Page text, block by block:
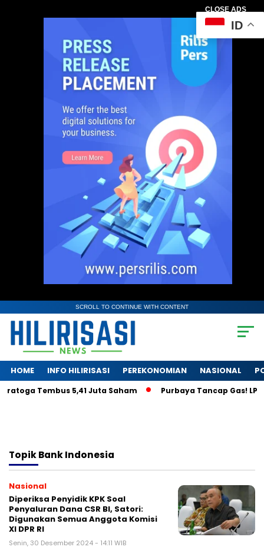
CLOSE ADS
SCROLL TO CONTINUE WITH CONTENT
HOME INFO HILIRISASI PEREKONOMIAN NASIONAL
Tembus 5,41 Juta Saham Purbaya Tancap Gas! LPS
TopikBank Indonesia
Nasional
Diperiksa Penyidik KPK Soal
Penyaluran Dana CSR BI, Satori:
Digunakan Semua Anggota Komisi
XI DPR RI
Senin, 30 Desember 2024 - 14:11 WIB
ID